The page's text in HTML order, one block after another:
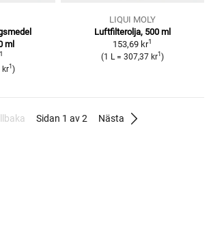
ml
1
kr1 )
LIQUI MOLY
Luftfilterolja, 500 ml
153,69 kr1
(1 L = 307,37 kr1 )
Sidan 1 av 2 Nästa